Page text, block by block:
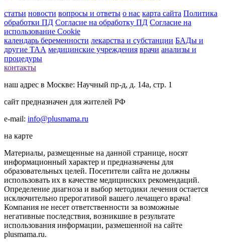
статьи новости вопросы и ответы о нас карта сайта Политика
обработки ПД Согласие на обработку ПД Согласие на
использование Cookie
календарь беременности лекарства и субстанции БАДы и
другие ТАА медицинские учреждения врачи анализы и
процедуры
контакты
наш адрес в Москве: Научный пр-д, д. 14а, стр. 1
сайт предназначен для жителей РФ
e-mail: info@plusmama.ru
на карте
Материалы, размещенные на данной странице, носят
информационный характер и предназначены для
образовательных целей. Посетители сайта не должны
использовать их в качестве медицинских рекомендаций.
Определение диагноза и выбор методики лечения остается
исключительно прерогативой вашего лечащего врача!
Компания не несет ответственности за возможные
негативные последствия, возникшие в результате
использования информации, размешенной на сайте
plusmama.ru.